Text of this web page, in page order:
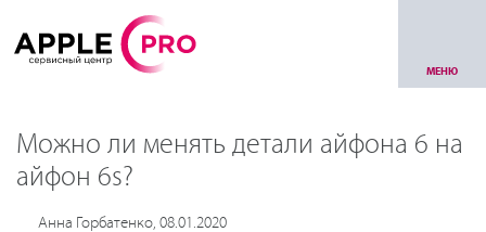
МЕНЮ
Можно ли менять детали айфона 6 на
айфон 6s?
Анна Горбатенко, 08.01.2020